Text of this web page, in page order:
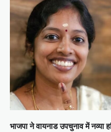
भाजपा ने वायनाड उपचुनाव में नव्या